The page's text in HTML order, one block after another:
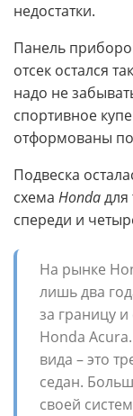
недостатки.
Панель
отсек остался
надо не
спортивное
отформованы
Подвеска
схема Hondaдля
спереди и
На рынке
лишь два
за границу
Honda
вида – это
седан.
своей